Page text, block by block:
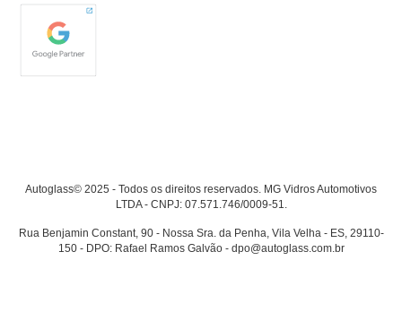
Autoglass© 2025 - Todos os direitos reservados. MG Vidros Automotivos
LTDA - CNPJ: 07.571.746/0009-51.
Rua Benjamin Constant, 90 - Nossa Sra. da Penha, Vila Velha - ES, 29110-
150 - DPO: Rafael Ramos Galvão - dpo@autoglass.com.br